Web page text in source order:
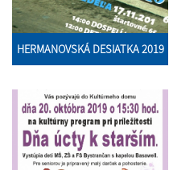
HERMANOVSKÁ DESIATKA 2019